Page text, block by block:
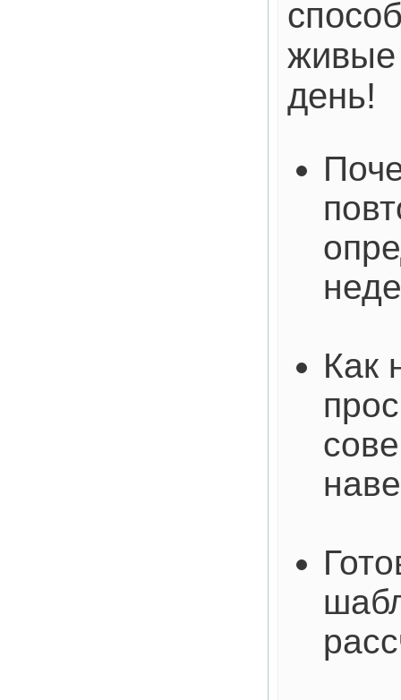
живые
день!
Как